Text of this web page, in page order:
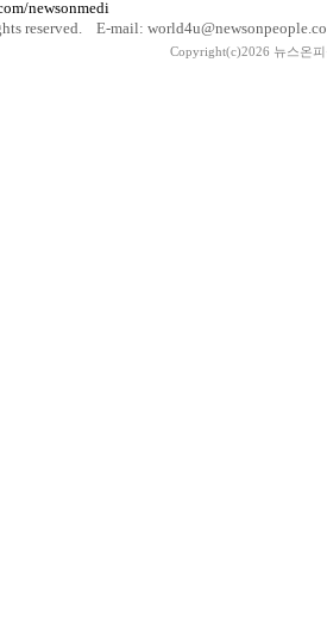
newsonmedi
reserved. E-mail:
Copyright(c)2026 뉴스온